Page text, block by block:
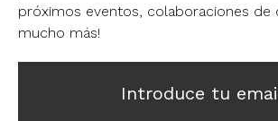
próximos eventos, colaboraciones de
mucho más!
Introduce tu